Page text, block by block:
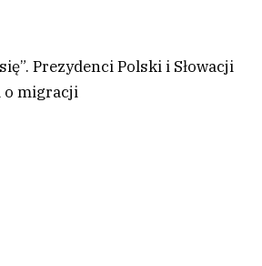
Prezydenci Polski i Słowacji
o migracji